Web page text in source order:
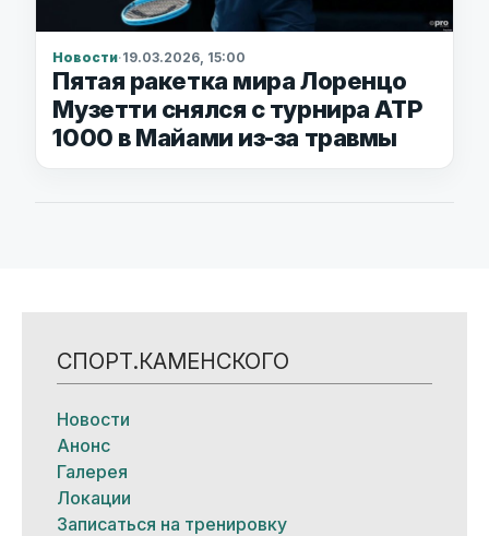
Новости·19.03.2026, 15:00
Пятая ракетка мира Лоренцо
Музетти снялся с турнира ATP
1000 в Майами из-за травмы
СПОРТ.КАМЕНСКОГО
Новости
Анонс
Галерея
Локации
Записаться на тренировку